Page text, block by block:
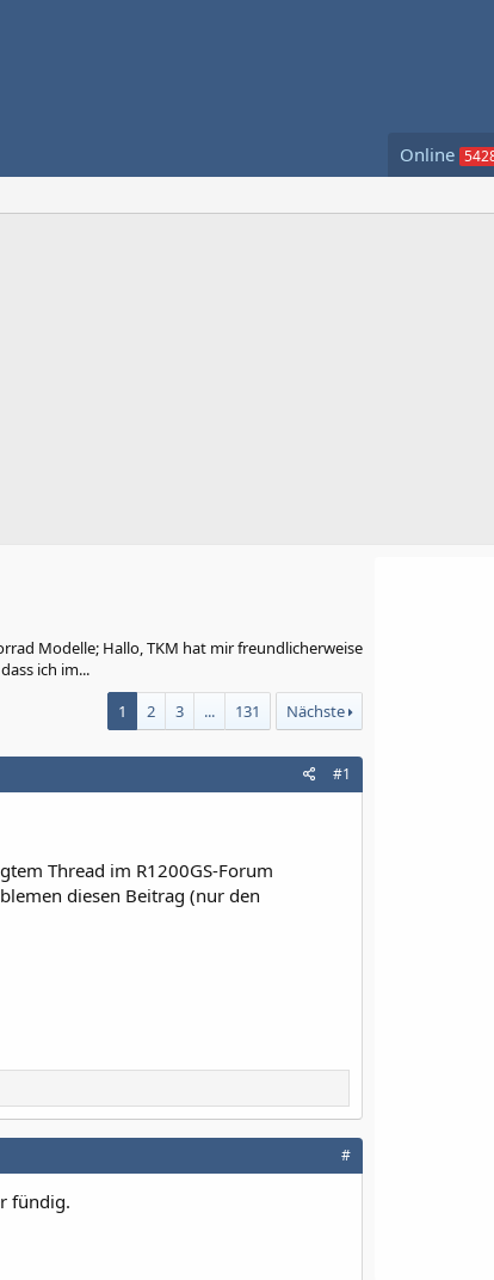
Online
Modelle; Hallo, TKM hat mir freundlicherweise
ich im...
1 2 3 ... 131 Nächste
#1
Thread im R1200GS-Forum
diesen Beitrag (nur den
#
fündig.